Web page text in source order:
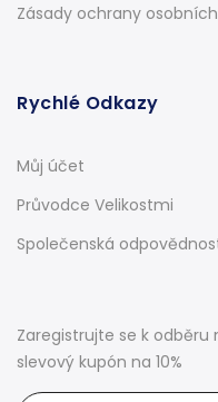
Zásady ochrany
Rychlé Odkazy
Můj účet
Průvodce Velikostmi
Společenská
Zaregistrujte se k
slevový kupón na 10%